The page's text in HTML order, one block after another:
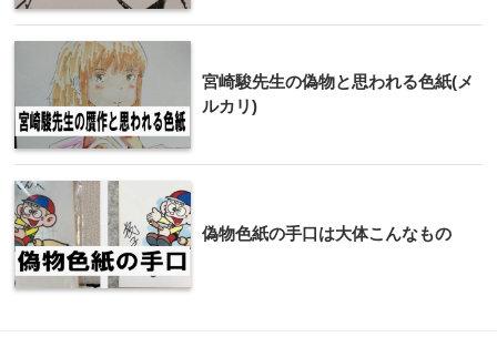
宮崎駿先生の偽物と思われる色紙(メ
ルカリ)
偽物色紙の手口は大体こんなもの